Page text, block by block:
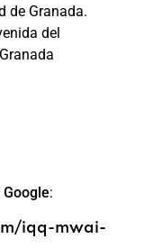
de Granada.
del
:
iqq-mwai-